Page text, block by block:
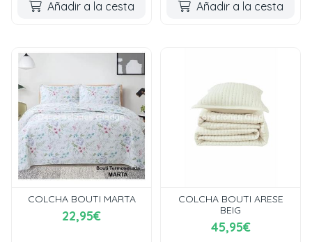
Añadir a la cesta Añadir a la cesta
COLCHA BOUTI MARTA
22,95€
COLCHA BOUTI ARESE
BEIG
45,95€